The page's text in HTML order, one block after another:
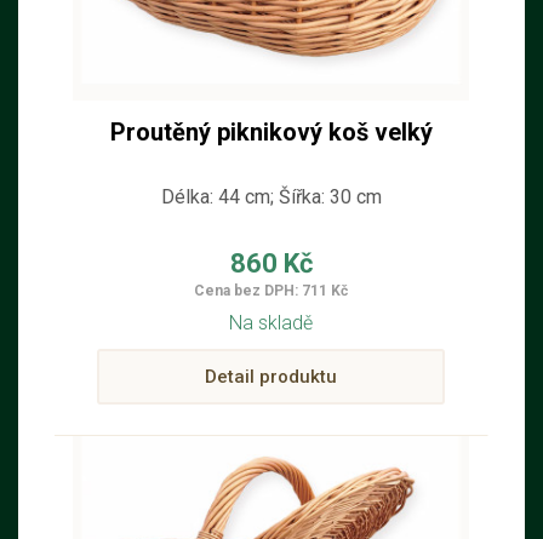
Proutěný piknikový koš velký
Délka: 44 cm; Šířka: 30 cm
860 Kč
Cena bez DPH: 711 Kč
Na skladě
Detail produktu